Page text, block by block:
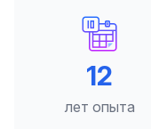
12
лет опыта